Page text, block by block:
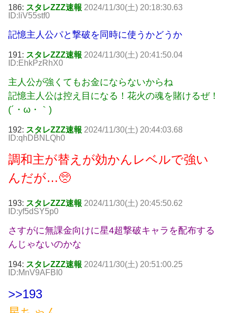
186: スタレZZZ速報 2024/11/30(土) 20:18:30.63
ID:liV55stf0
記憶主人公パと撃破を同時に使うかどうか
191: スタレZZZ速報 2024/11/30(土) 20:41:50.04
ID:EhkPzRhX0
主人公が強くてもお金にならないからね
記憶主人公は控え目になる！花火の魂を賭けるぜ！
(´・ω・｀)
192: スタレZZZ速報 2024/11/30(土) 20:44:03.68
ID:qhDBNLQh0
調和主が替えが効かんレベルで強い
んだが…🥺
193: スタレZZZ速報 2024/11/30(土) 20:45:50.62
ID:yf5dSY5p0
さすがに無課金向けに星4超撃破キャラを配布する
んじゃないのかな
194: スタレZZZ速報 2024/11/30(土) 20:51:00.25
ID:MnV9AFBI0
>>193